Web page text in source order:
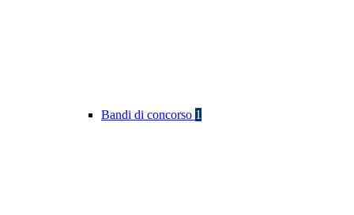
Bandi di concorso 1